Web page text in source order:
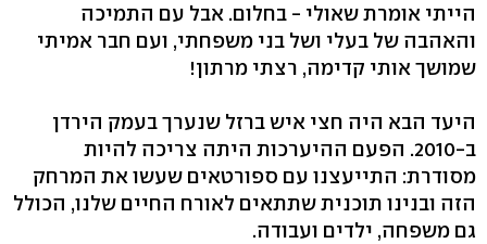
הייתי אומרת שאולי - בחלום. אבל עם התמיכה
והאהבה של בעלי ושל בני משפחתי, ועם חבר אמיתי
שמושך אותי קדימה, רצתי מרתון!
היעד הבא היה חצי איש ברזל שנערך בעמק הירדן
ב-2010. הפעם ההיערכות היתה צריכה להיות
מסודרת: התייעצנו עם ספורטאים שעשו את המרחק
הזה ובנינו תוכנית שתתאים לאורח החיים שלנו, הכולל
גם משפחה, ילדים ועבודה.